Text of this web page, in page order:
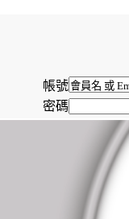
帳號
密碼